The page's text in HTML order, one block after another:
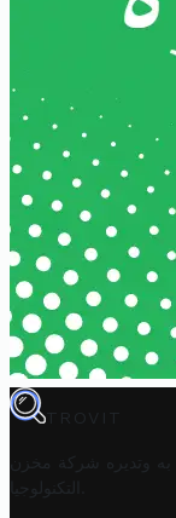
TROVIT
وتديره
شركة مخزن
التكنولوجيا